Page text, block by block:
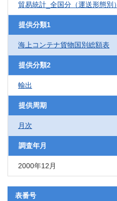
貿易統計_全国分（運送形態別）
提供分類1
海上コンテナ貨物国別総額表
提供分類2
輸出
提供周期
月次
調査年月
2000年12月
表番号